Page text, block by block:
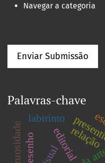
Navegar a categoria
Enviar Submissão
Palavras-chave
editorialrelação
desenho
labirinto